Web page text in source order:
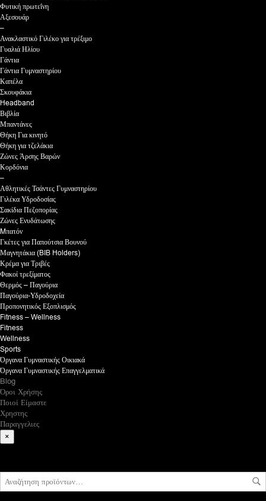
Φυτική πρωτεΐνη
Αξεσουάρ
–
Ανακλαστικό Γιλέκο για τρέξιμο
Γυαλιά Ηλίου
Γάντια
Γάντια Γυμναστηρίου
Καπέλα
Σκουφάκια
Headband
Βιβλία
Μπαντάνες
Θήκη Για κινητό
Θήκη για τζελάκια
Ζώνες Άρσης Βαρών
Κορδόνια
–
Αθλητικές Τσάντες Γυμναστηρίου
Γιλέκα Υδροδοσίας
Σακίδια Πεζοπορίας
Ζώνες Ενυδάτωσης
Mπατόν
Γκέτες για Παπούτσια Βουνού
Μαγνητάκια (BIB Holders)
Κρέμα για Τριβές
Φακοί τρεξίματος
Θερμός – Παγούρια
Παγούρια-Υδροδοχεία
Προπονητικός Εξοπλισμός
Fitness – Wellness
Fitness
Wellness
Sports
Όργανα Γυμναστικής Οικιακά
Όργανα Γυμναστικής Επαγγελματικά
Blog
Όροι Χρήσης
Ποιοί Είμαστε
Χρηστης
Παραγγελιες
×